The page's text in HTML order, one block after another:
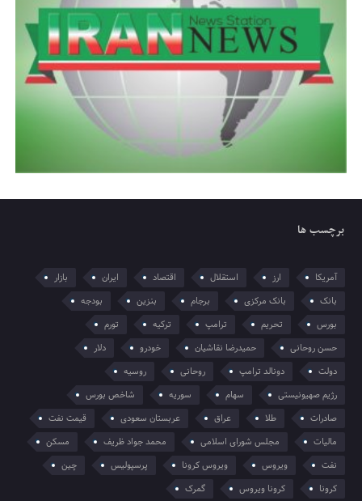
برچسب ها
آمریکا ارز استقلال اقتصاد ایران
بازار
بانک
بانک مرکزی برجام بنزین
بودجه
بورس
تحریم ترامپ ترکیه
تورم
حسن روحانی
حمیدرضا نقاشیان خودرو
دلار
دولت
دونالد ترامپ روحانی
روسیه
رژیم صهیونیستی
سهام سوریه
شاخص بورس
صادرات
طلا عراق عربستان سعودی
قیمت نفت
مالیات
مجلس شورای اسلامی محمد جواد ظریف
مسکن
نفت
ویروس ویروس کرونا پرسپولیس
چین
کرونا
کرونا ویروس گمرک